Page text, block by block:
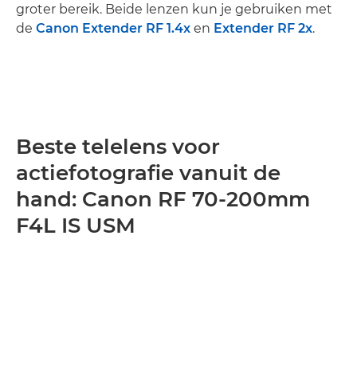
groter bereik. Beide lenzen kun je gebruiken met
de Canon Extender RF 1.4x en Extender RF 2x.
Beste telelens voor
actiefotografie vanuit de
hand: Canon RF 70-200mm
F4L IS USM